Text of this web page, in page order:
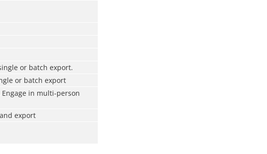
or batch export.
or batch export
in multi-person
export